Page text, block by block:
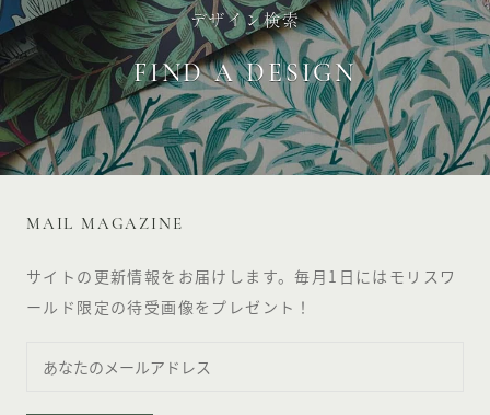
デザイン検索
FIND A DESIGN
MAIL MAGAZINE
サイトの更新情報をお届けします。毎月1日にはモリスワ
ールド限定の待受画像をプレゼント！